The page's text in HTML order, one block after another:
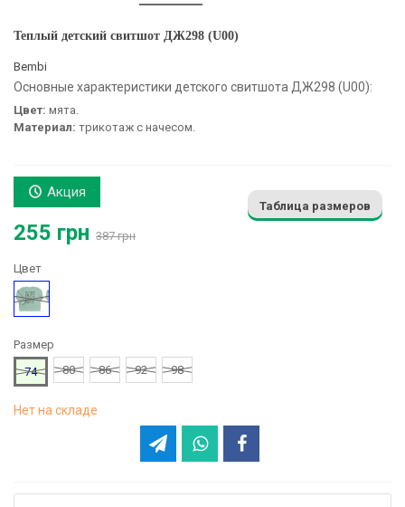
Теплый детский свитшот ДЖ298 (U00)
Bembi
Основные характеристики детского свитшота ДЖ298 (U00):
Цвет: мята.
Материал: трикотаж с начесом.
Акция
255 грн 387 грн
Таблица размеров
Цвет
Мятный
Размер
74
80 86 92 98
Нет на складе